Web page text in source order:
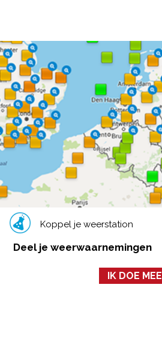
Koppel je weerstation
Deel je weerwaarnemingen
IK DOE MEE